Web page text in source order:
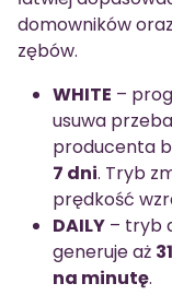
domowników
zębów.
WHITE –
usuwa
producenta
7 dni. Tryb
prędkość
DAILY – tryb
generuje aż
na minutę.